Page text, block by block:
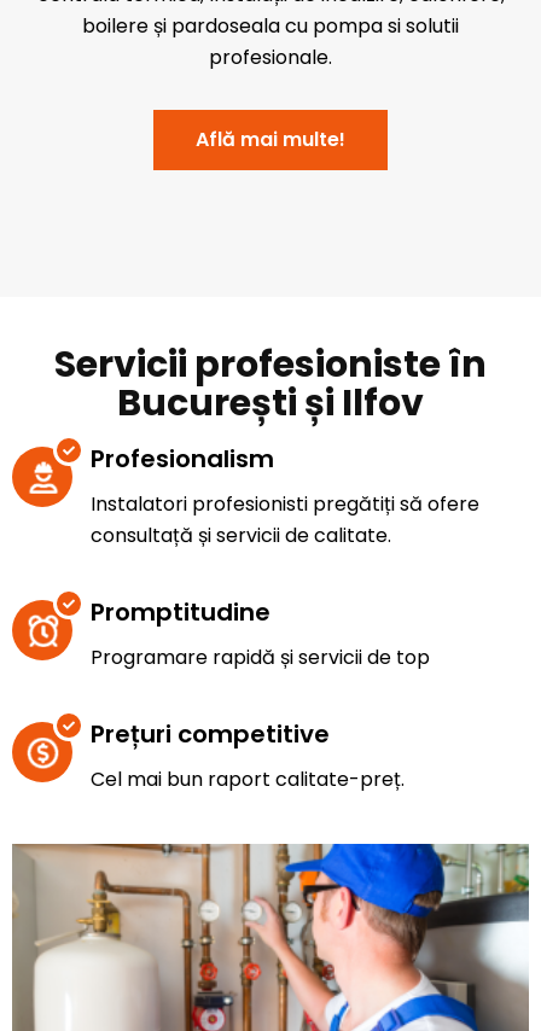
boilere și pardoseala cu pompa si solutii
profesionale.
Află mai multe!
Servicii profesioniste în
București și Ilfov
Profesionalism
Instalatori profesionisti pregătiți să ofere
consultață și servicii de calitate.
Promptitudine
Programare rapidă și servicii de top
Prețuri competitive
Cel mai bun raport calitate-preț.